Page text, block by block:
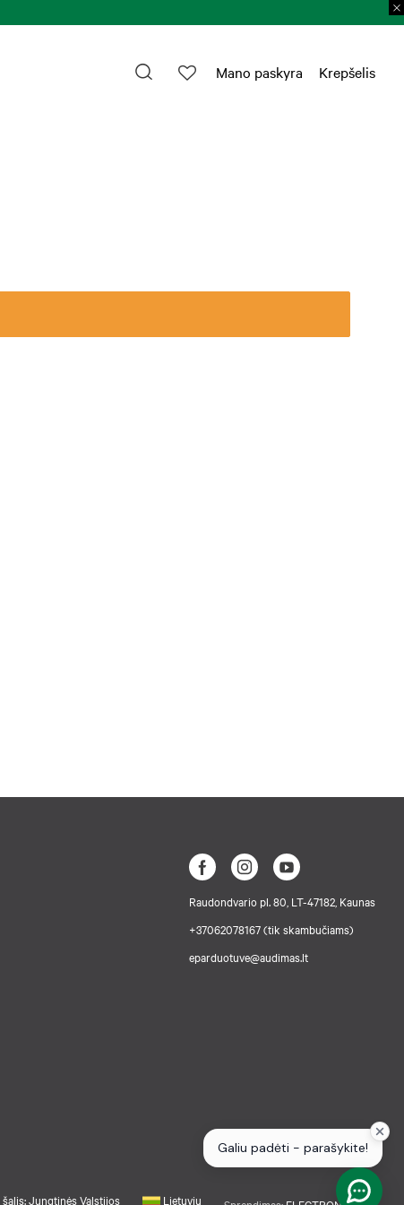
Krepšelis
Mano paskyra
Raudondvario pl. 80, LT-47182, Kaunas
+37062078167 (tik skambučiams)
eparduotuve@audimas.lt
Lietuvių
Jungtinės Valstijos